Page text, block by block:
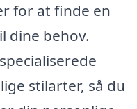
for at finde en
dine behov.
stilarter, så du